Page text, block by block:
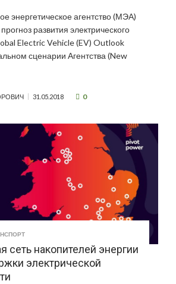
энергетическое агентство (МЭА)
развития электрического
Electric Vehicle (EV) Outlook
сценарии Агентства (New
31.05.2018 0
сеть накопителей энергии
электрической